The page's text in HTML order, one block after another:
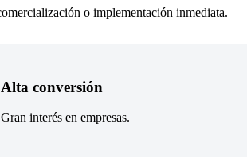
o implementación inmediata.
Alta conversión
Gran interés en empresas.